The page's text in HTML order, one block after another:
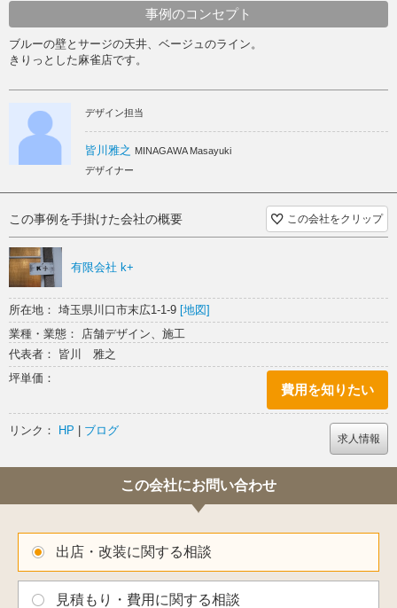
シンプル スケルトン
かっこいい スケルトン ブルー スケルトン
事例のコンセプト
ブルーの壁とサージの天井、ベージュのライン。
きりっとした麻雀店です。
デザイン担当
皆川雅之 MINAGAWA Masayuki
デザイナー
この事例を手掛けた会社の概要 この会社をクリップ
有限会社 k+
所在地： 埼玉県川口市末広1-1-9 [地図]
業種・業態： 店舗デザイン、施工
代表者： 皆川 雅之
坪単価：
費用を知りたい
リンク： HP | ブログ
求人情報
この会社にお問い合わせ
出店・改装に関する相談
見積もり・費用に関する相談